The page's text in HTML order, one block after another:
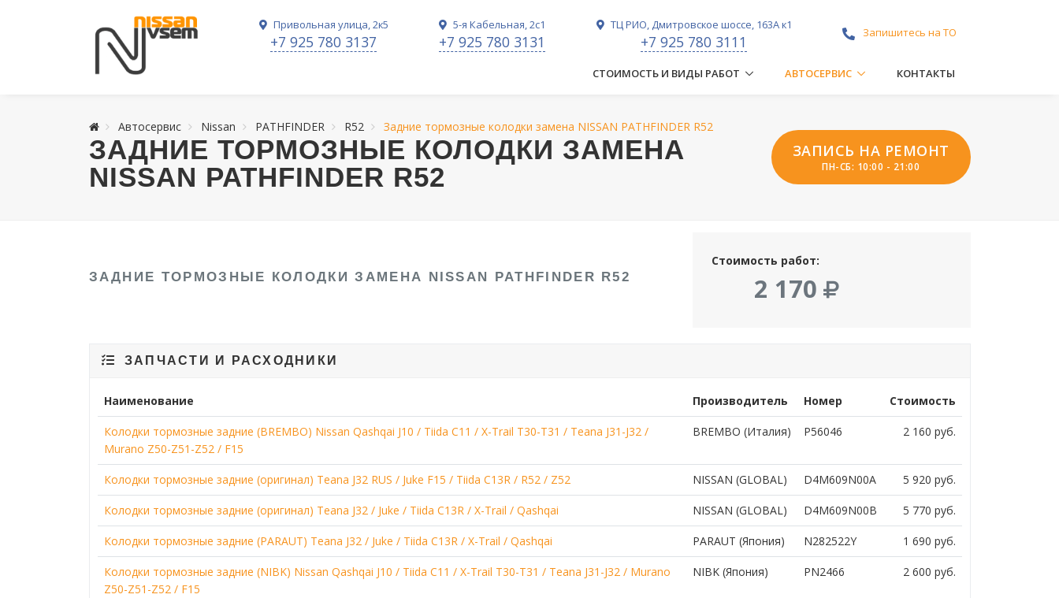
Привольная улица, 2к5
+7 925 780 3137
5-я Кабельная, 2с1
+7 925 780 3131
ТЦ РИО, Дмитровское шоссе, 163А к1
+7 925 780 3111
Запишитесь на ТО
СТОИМОСТЬ И ВИДЫ РАБОТ АВТОСЕРВИС КОНТАКТЫ
Автосервис Nissan PATHFINDER R52 Задние тормозные колодки замена NISSAN PATHFINDER R52
ЗАДНИЕ ТОРМОЗНЫЕ КОЛОДКИ ЗАМЕНА
NISSAN PATHFINDER R52
ЗАПИСЬ НА РЕМОНТ
ПН-СБ: 10:00 - 21:00
ЗАДНИЕ ТОРМОЗНЫЕ КОЛОДКИ ЗАМЕНА NISSAN PATHFINDER R52
Стоимость работ:
2 170
ЗАПЧАСТИ И РАСХОДНИКИ
Наименование Производитель Номер Стоимость
Колодки тормозные задние (BREMBO) Nissan Qashqai J10 / Tiida C11 / X-Trail T30-T31 / Teana J31-J32 /
Murano Z50-Z51-Z52 / F15
BREMBO (Италия) P56046 2 160 руб.
Колодки тормозные задние (оригинал) Teana J32 RUS / Juke F15 / Tiida C13R / R52 / Z52 NISSAN (GLOBAL) D4M609N00A 5 920 руб.
Колодки тормозные задние (оригинал) Teana J32 / Juke / Tiida C13R / X-Trail / Qashqai NISSAN (GLOBAL) D4M609N00B 5 770 руб.
Колодки тормозные задние (PARAUT) Teana J32 / Juke / Tiida C13R / X-Trail / Qashqai PARAUT (Япония) N282522Y 1 690 руб.
Колодки тормозные задние (NIBK) Nissan Qashqai J10 / Tiida C11 / X-Trail T30-T31 / Teana J31-J32 / Murano
Z50-Z51-Z52 / F15
NIBK (Япония) PN2466 2 600 руб.